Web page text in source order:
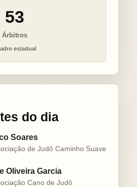
53
Árbitros
estadual
do dia
Soares
de Judô Caminho Suave
Oliveira Garcia
Cano de Judô